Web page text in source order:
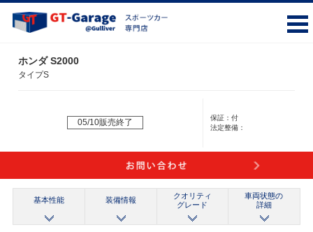
ホンダ S2000
タイプS
05/10販売終了 保証：付
法定整備：
基本性能 装備情報
クオリティ
グレード
車両状態の
詳細